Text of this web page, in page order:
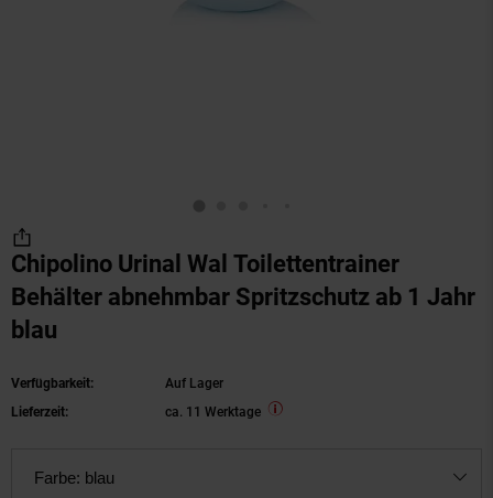
Chipolino Urinal Wal Toilettentrainer
Behälter abnehmbar Spritzschutz ab 1 Jahr
blau
Verfügbarkeit:
Auf Lager
Lieferzeit:
ca. 11 Werktage
Farbe: blau